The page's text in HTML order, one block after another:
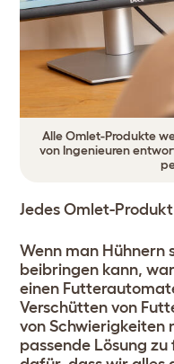
Alle Omlet-Produkte
von Ingenieuren
Jedes Omlet-
Wenn man Hühnern
beibringen kann,
einen
Verschütten von
von Schwierigkeiten
passende Lösung